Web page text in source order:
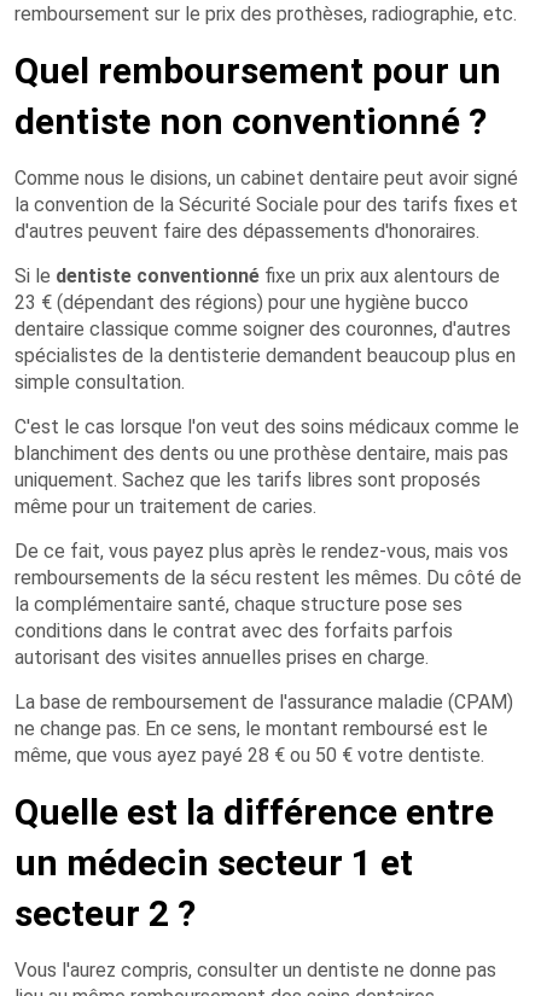
remboursement sur le prix des prothèses, radiographie, etc.
Quel remboursement pour un
dentiste non conventionné ?
Comme nous le disions, un cabinet dentaire peut avoir signé
la convention de la Sécurité Sociale pour des tarifs fixes et
d'autres peuvent faire des dépassements d'honoraires.
Si le dentiste conventionné fixe un prix aux alentours de
23 € (dépendant des régions) pour une hygiène bucco
dentaire classique comme soigner des couronnes, d'autres
spécialistes de la dentisterie demandent beaucoup plus en
simple consultation.
C'est le cas lorsque l'on veut des soins médicaux comme le
blanchiment des dents ou une prothèse dentaire, mais pas
uniquement. Sachez que les tarifs libres sont proposés
même pour un traitement de caries.
De ce fait, vous payez plus après le rendez-vous, mais vos
remboursements de la sécu restent les mêmes. Du côté de
la complémentaire santé, chaque structure pose ses
conditions dans le contrat avec des forfaits parfois
autorisant des visites annuelles prises en charge.
La base de remboursement de l'assurance maladie (CPAM)
ne change pas. En ce sens, le montant remboursé est le
même, que vous ayez payé 28 € ou 50 € votre dentiste.
Quelle est la différence entre
un médecin secteur 1 et
secteur 2 ?
Vous l'aurez compris, consulter un dentiste ne donne pas